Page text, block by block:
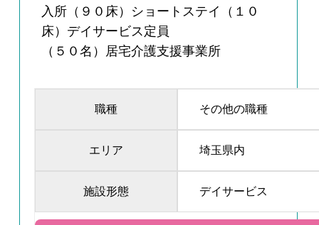
入所（９０床）ショートステイ（１０
床）デイサービス定員
（５０名）居宅介護支援事業所
職種 その他の職種
エリア 埼玉県内
施設形態 デイサービス